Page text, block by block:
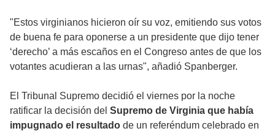
"Estos virginianos hicieron oír su voz, emitiendo sus votos
de buena fe para oponerse a un presidente que dijo tener
‘derecho’ a más escaños en el Congreso antes de que los
votantes acudieran a las urnas", añadió Spanberger.
El Tribunal Supremo decidió el viernes por la noche
ratificar la decisión del Supremo de Virginia que había
impugnado el resultado de un referéndum celebrado en